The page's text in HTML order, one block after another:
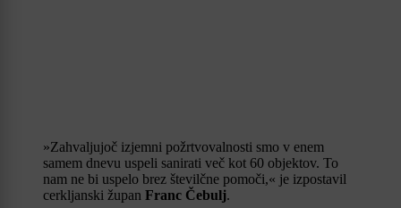
»Zahvaljujoč izjemni požrtvovalnosti smo v enem
samem dnevu uspeli sanirati več kot 60 objektov. To
nam ne bi uspelo brez številčne pomoči,« je izpostavil
cerkljanski župan Franc Čebulj.